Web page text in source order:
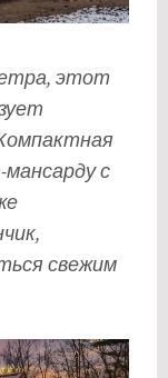
этот
с
свежим